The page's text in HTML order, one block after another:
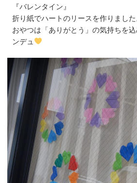
まごのてFCで夢を叶える
開業までの流れ
フランチャイズ募集要項
ニュース
FC加盟店様向け資料
お問い合わせ
『バレンタイン』
折り紙でハートのリースを作りました
おやつは「ありがとう」の気持ちを
ンデュ